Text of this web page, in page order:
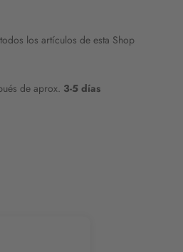
los artículos de esta Shop
de aprox. 3-5 días